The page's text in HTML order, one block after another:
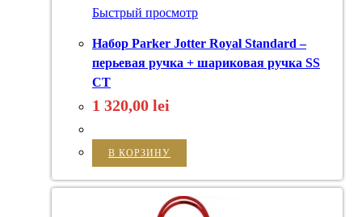
Быстрый просмотр
Набор Parker Jotter Royal Standard –
перьевая ручка + шариковая ручка SS
CT
1 320,00 lei
В КОРЗИНУ